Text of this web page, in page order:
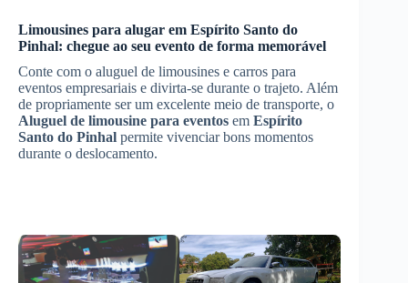
Limousines para alugar em Espírito Santo do
Pinhal: chegue ao seu evento de forma memorável
Conte com o aluguel de limousines e carros para
eventos empresariais e divirta-se durante o trajeto. Além
de propriamente ser um excelente meio de transporte, o
Aluguel de limousine para eventos em Espírito
Santo do Pinhal permite vivenciar bons momentos
durante o deslocamento.